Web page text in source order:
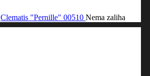
Clematis "Pernille" 00510 Nema zaliha